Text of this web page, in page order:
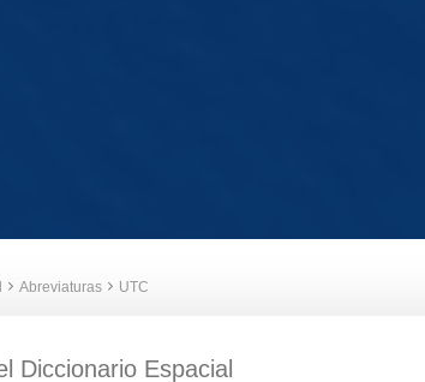
Abreviaturas UTC